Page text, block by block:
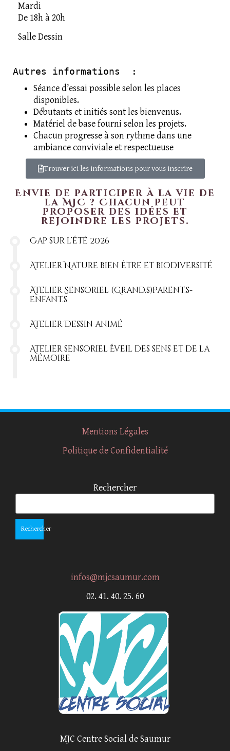
Mardi
De 18h à 20h
Salle Dessin
Autres informations  :
Séance d’essai possible selon les places
disponibles.
Débutants et initiés sont les bienvenus.
Matériel de base fourni selon les projets.
Chacun progresse à son rythme dans une
ambiance conviviale et respectueuse
Trouver ici les informations pour vous inscrire
Envie de participer à la vie de
la MJC ? Chacun peut
proposer des idées et
rejoindre les projets.
Cap sur l’été 2026
Atelier Nature bien être et biodiversité
Atelier Sensoriel (Grand.s)Parent.s-
enfant.s
Atelier Dessin animé
Atelier sensoriel Éveil des sens et de la
mémoire
Mentions Légales
Politique de Confidentialité
Rechercher
Rechercher
infos@mjcsaumur.com
02. 41. 40. 25. 60
MJC Centre Social de Saumur